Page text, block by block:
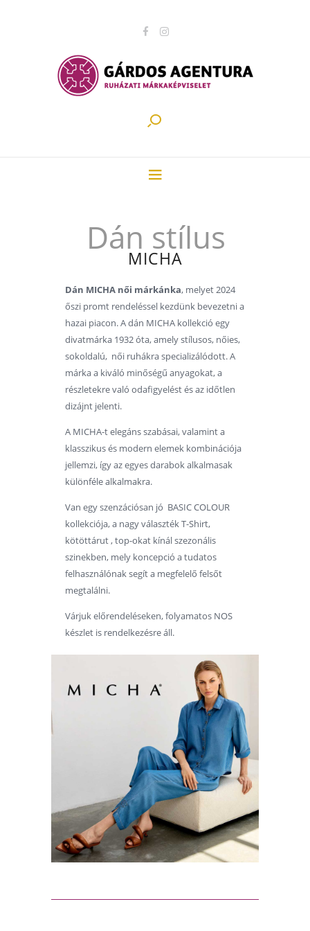
Dán stílus
MICHA
Dán MICHA női márkánka, melyet 2024
őszi promt rendeléssel kezdünk bevezetni a
hazai piacon. A dán MICHA kollekció egy
divatmárka 1932 óta, amely stílusos, nőies,
sokoldalú, női ruhákra specializálódott. A
márka a kiváló minőségű anyagokat, a
részletekre való odafigyelést és az időtlen
dizájnt jelenti.
A MICHA-t elegáns szabásai, valamint a
klasszikus és modern elemek kombinációja
jellemzi, így az egyes darabok alkalmasak
különféle alkalmakra.
Van egy szenzációsan jó BASIC COLOUR
kollekciója, a nagy választék T-Shirt,
kötöttárut , top-okat kínál szezonális
szinekben, mely koncepció a tudatos
felhasználónak segít a megfelelő felsőt
megtalálni.
Várjuk előrendeléseken, folyamatos NOS
készlet is rendelkezésre áll.